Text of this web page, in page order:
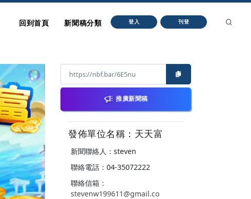
回到首頁 新聞稿分類 登入 刊登
推廣新聞稿
發佈單位名稱：天天富
新聞聯絡人：steven
聯絡電話：04-35072222
聯絡信箱：
stevenw199611@gmail.co